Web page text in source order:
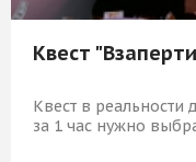
Квест
Квест в реальности
за 1 час нужно